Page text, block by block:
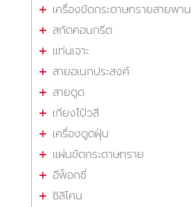
เครื่องขัดกระดาษทรายสายพาน
สกัดคอนกรีต
แท่นเจาะ
สายอเนกประสงค์
สายดูด
เกียงโป้วสี
เครื่องดูดฝุ่น
แผ่นขัดกระดาษทราย
อีพ็อกซี่
ซิลิโคน